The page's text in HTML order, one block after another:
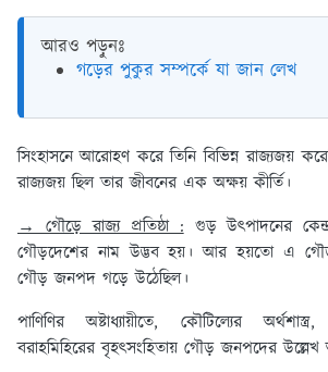
আরও পড়ুনঃ
গড়ের পুকুর সম্পর্কে যা জান লেখ
সিংহাসনে আরোহণ করে তিনি বিভিন্ন রাজ্যজয়
রাজ্যজয় ছিল তার জীবনের এক অক্ষয় কীর্তি।
→ গৌড়ে রাজ্য প্রতিষ্ঠা :গুড় উৎপাদনের
গৌড়দেশের নাম উদ্ভব হয়। আর হয়তো এ
গৌড় জনপদ গড়ে উঠেছিল।
পাণিণির অষ্টাধ্যায়ীতে, কৌটিল্যের
বরাহমিহিরের বৃহৎসংহিতায় গৌড় জনপদের